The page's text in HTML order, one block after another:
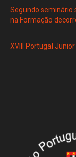
Segundo seminário
na Formação
XVIII Portugal